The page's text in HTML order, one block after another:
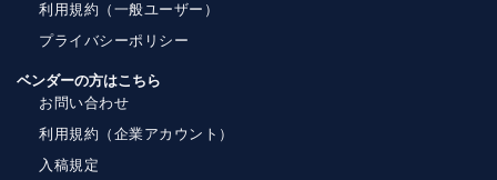
利用規約（一般ユーザー）
プライバシーポリシー
ベンダーの方はこちら
お問い合わせ
利用規約（企業アカウント）
入稿規定